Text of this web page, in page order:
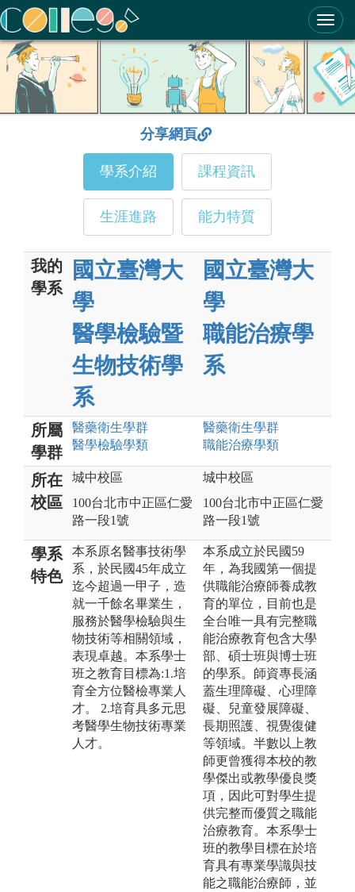
ColleGo! 大學選才與高中育才輔助系統
分享網頁
學系介紹 課程資訊
生涯進路 能力特質
我的
學系
國立臺灣大
學
醫學檢驗暨
生物技術學
系
國立臺灣大
學
職能治療學
系
所屬
學群
醫藥衛生學群
醫學檢驗學類
醫藥衛生學群
職能治療學類
所在
校區
城中校區
100台北市中正區仁愛
路一段1號
城中校區
100台北市中正區仁愛
路一段1號
學系
特色
本系原名醫事技術學
系，於民國45年成立
迄今超過一甲子，造
就一千餘名畢業生，
服務於醫學檢驗與生
物技術等相關領域，
表現卓越。本系學士
班之教育目標為:1.培
育全方位醫檢專業人
才。 2.培育具多元思
考醫學生物技術專業
人才。
本系成立於民國59
年，為我國第一個提
供職能治療師養成教
育的單位，目前也是
全台唯一具有完整職
能治療教育包含大學
部、碩士班與博士班
的學系。師資專長涵
蓋生理障礙、心理障
礙、兒童發展障礙、
長期照護、視覺復健
等領域。半數以上教
師更曾獲得本校的教
學傑出或教學優良獎
項，因此可對學生提
供完整而優質之職能
治療教育。本系學士
班的教學目標在於培
育具有專業學識與技
能之職能治療師，並